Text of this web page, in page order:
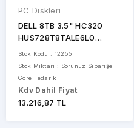
STOK
DURUMU
PC Diskleri
DELL 8TB 3.5" HC320
HUS728T8TALE6L0
7200RPM Sata-3 Disk
Stok Kodu : 12255
Stok Miktarı : Sorunuz Siparişe
Göre Tedarik
Kdv Dahil Fiyat
13.216,87 TL